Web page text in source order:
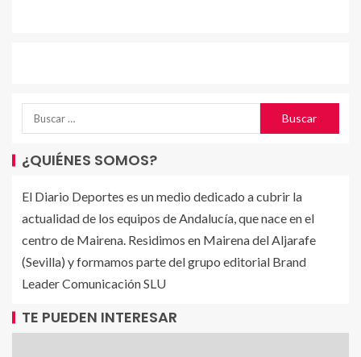
¿QUIÉNES SOMOS?
El Diario Deportes es un medio dedicado a cubrir la
actualidad de los equipos de Andalucía, que nace en el
centro de Mairena. Residimos en Mairena del Aljarafe
(Sevilla) y formamos parte del grupo editorial Brand
Leader Comunicación SLU
TE PUEDEN INTERESAR